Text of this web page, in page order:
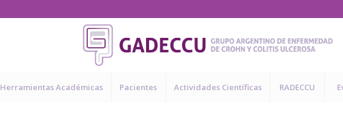
Herramientas Académicas Pacientes Actividades Científicas RADECCU